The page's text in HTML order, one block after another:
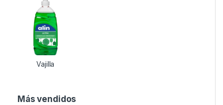
Vajilla
Más vendidos